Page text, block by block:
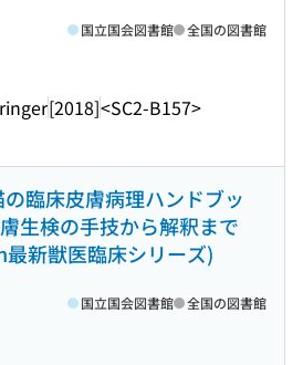
[2018]<SC2-B157>
国立国会図書館 全国の図書館
臨床皮膚病理ハンドブッ
生検の手技から解釈まで
新獣医臨床シリーズ)
国立国会図書館 全国の図書館